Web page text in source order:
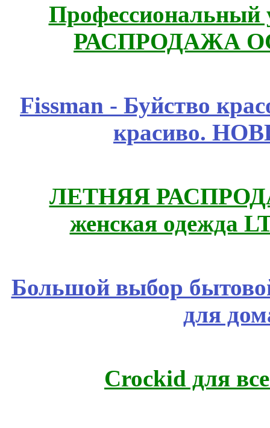
Профессиональный
РАСПРОДАЖА
Fissmаn - Буйство
красиво.
ЛЕТНЯЯ
женская одежда
Большой выбор
для
Crockid для